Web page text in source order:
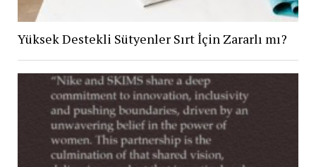
Yüksek Destekli Sütyenler Sırt İçin Zararlı mı?